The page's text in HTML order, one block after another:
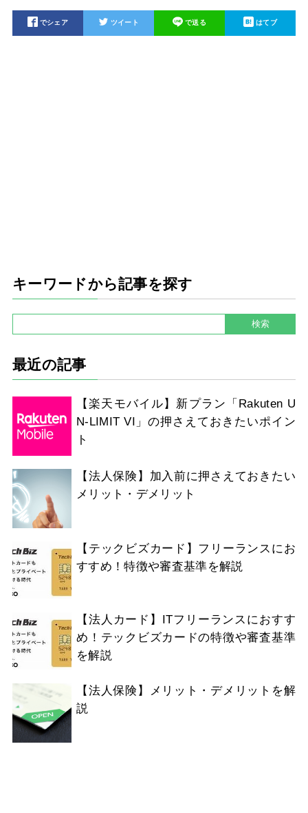
でシェア ツイート で送る はてブ
キーワードから記事を探す
最近の記事
【楽天モバイル】新プラン「Rakuten U
N-LIMIT VI」の押さえておきたいポイン
ト
【法人保険】加入前に押さえておきたい
メリット・デメリット
【テックビズカード】フリーランスにお
すすめ！特徴や審査基準を解説
【法人カード】ITフリーランスにおすす
め！テックビズカードの特徴や審査基準
を解説
【法人保険】メリット・デメリットを解
説